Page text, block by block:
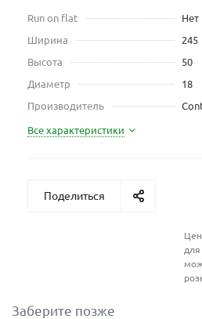
Run on flat
Нет
Ширина
245
Высота
50
Диаметр
18
Производитель
Все характеристики
Поделиться
Заберите позже